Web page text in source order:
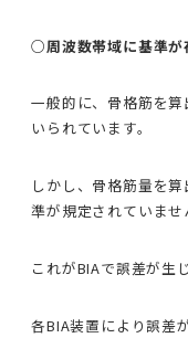
○周波数帯域に基準が
一般的に、骨格筋を
いられています。
しかし、骨格筋量を
準が規定されていませ
これがBIAで誤差が生
各BIA装置により誤差